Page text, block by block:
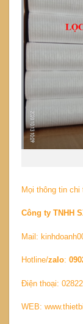
Mọi thông tin
Công ty TNHH
Mail:
Hotline/zalo:
Điện thoại:
WEB: